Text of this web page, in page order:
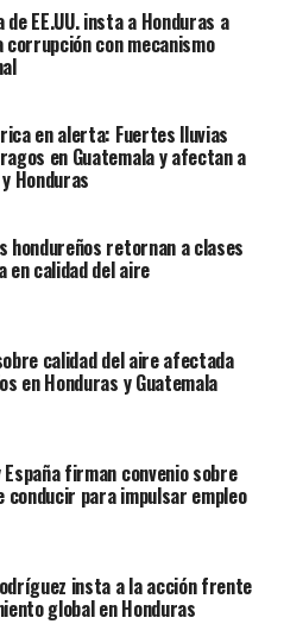
de EE.UU. insta a Honduras a
con mecanismo
en alerta: Fuertes lluvias
en Guatemala y afectan a
Honduras
hondureños retornan a clases
en calidad del aire
calidad del aire afectada
en Honduras y Guatemala
España firman convenio sobre
conducir para impulsar empleo
insta a la acción frente
global en Honduras